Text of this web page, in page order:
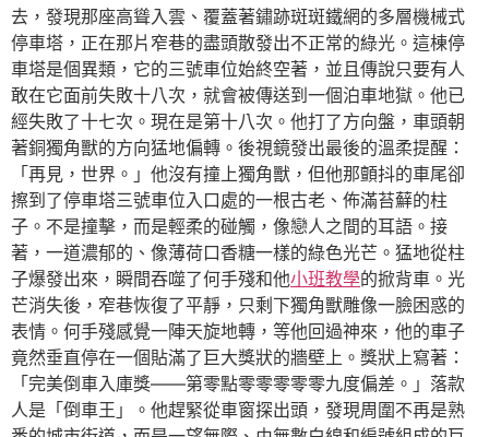
去，發現那座高聳入雲、覆蓋著鏽跡斑斑鐵網的多層機械式
停車塔，正在那片窄巷的盡頭散發出不正常的綠光。這棟停
車塔是個異類，它的三號車位始終空著，並且傳說只要有人
敢在它面前失敗十八次，就會被傳送到一個泊車地獄。他已
經失敗了十七次。現在是第十八次。他打了方向盤，車頭朝
著銅獨角獸的方向猛地偏轉。後視鏡發出最後的溫柔提醒：
「再見，世界。」他沒有撞上獨角獸，但他那顫抖的車尾卻
擦到了停車塔三號車位入口處的一根古老、佈滿苔蘚的柱
子。不是撞擊，而是輕柔的碰觸，像戀人之間的耳語。接
著，一道濃郁的、像薄荷口香糖一樣的綠色光芒。猛地從柱
子爆發出來，瞬間吞噬了何手殘和他小班教學的掀背車。光
芒消失後，窄巷恢復了平靜，只剩下獨角獸雕像一臉困惑的
表情。何手殘感覺一陣天旋地轉，等他回過神來，他的車子
竟然垂直停在一個貼滿了巨大獎狀的牆壁上。獎狀上寫著：
「完美倒車入庫獎——第零點零零零零零九度偏差。」落款
人是「倒車王」。他趕緊從車窗探出頭，發現周圍不再是熟